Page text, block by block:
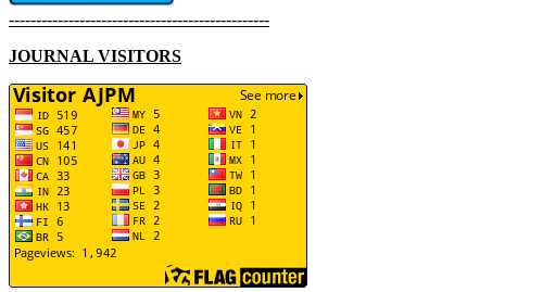
------------------------------------------------
JOURNAL VISITORS